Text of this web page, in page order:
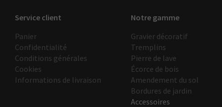
Service client
Panier
Confidentialité
Conditions générales
Cookies
Informations de livraison
Notre gamme
Gravier décoratif
Tremplins
Pierre de lave
Écorce de bois
Amendement du sol
Bordures de jardin
Accessoires